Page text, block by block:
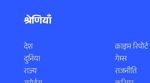
श्रेणियाँ
देश
दुनिया
राज्य
क्राइम रिपोर्ट
गेम्स
राजनीति